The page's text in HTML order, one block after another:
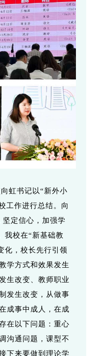
虹书记以“新外小
工作进行总结。向
坚定信心，加强学
我校在“新基础教
化，校长先行引领
学方式和效果发生
生改变、教师职业
发生改变，从做事
成事中成人，在成
在以下问题：重心
沟通问题，课型不
下来要做到理论学